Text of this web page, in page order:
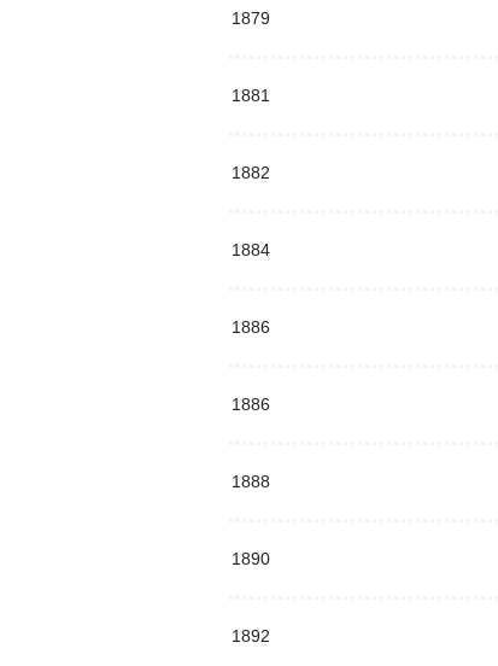
1879
1881
1882
1884
1886
1886
1888
1890
1892